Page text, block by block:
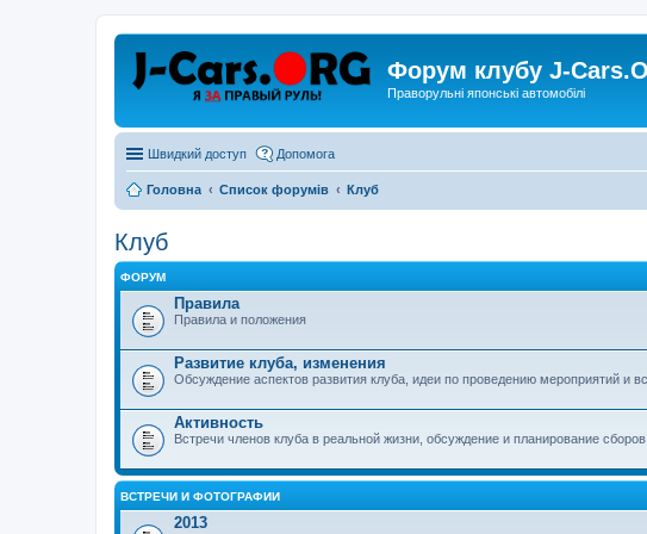
Форум клубу J-
Праворульні японські автомобілі
Швидкий доступ Допомога
Головна Список форумів Клуб
Клуб
ФОРУМ
Правила
Правила и положения
Развитие клуба, изменения
Обсуждение аспектов развития клуба, идеи по проведению мероприятий и
Активность
Встречи членов клуба в реальной жизни, обсуждение и планирование сборов.
ВСТРЕЧИ И ФОТОГРАФИИ
2013